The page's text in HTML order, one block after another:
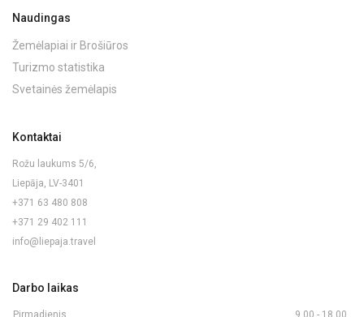
Naudingas
Žemėlapiai ir Brošiūros
Turizmo statistika
Svetainės žemėlapis
Kontaktai
Rožu laukums 5/6,
Liepāja, LV-3401
+371 63 480 808
+371 29 402 111
info@liepaja.travel
Darbo laikas